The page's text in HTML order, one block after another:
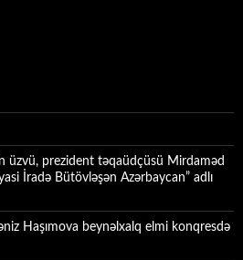
üzvü, prezident təqaüdçüsü Mirdaməd
İradə Bütövləşən Azərbaycan” adlı
Haşımova beynəlxalq elmi konqresdə